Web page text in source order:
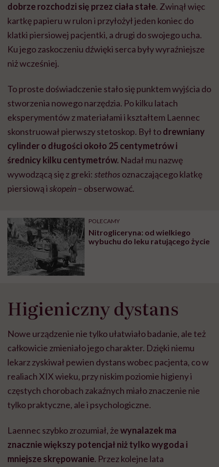
dobrze rozchodzi się przez ciała stałe. Zwinął więc
kartkę papieru w rulon i przyłożył jeden koniec do
klatki piersiowej pacjentki, a drugi do swojego ucha.
Ku jego zaskoczeniu dźwięki serca były wyraźniejsze
niż wcześniej.
To proste doświadczenie stało się punktem wyjścia do
stworzenia nowego narzędzia. Po kilku latach
eksperymentów z materiałami i kształtem Laennec
skonstruował pierwszy stetoskop. Był todrewniany
cylinder o długości około 25 centymetrów i
średnicy kilku centymetrów. Nadał mu nazwę
wywodzącą się z greki: stethosoznaczającego klatkę
piersiową iskopein– obserwować.
POLECAMY
Nitrogliceryna: od wielkiego
wybuchu do leku ratującego życie
Higieniczny dystans
Nowe urządzenie nie tylko ułatwiało badanie, ale też
całkowicie zmieniało jego charakter. Dzięki niemu
lekarz zyskiwał pewien dystans wobec pacjenta, co w
realiach XIX wieku, przy niskim poziomie higieny i
częstych chorobach zakaźnych miało znaczenie nie
tylko praktyczne, ale i psychologiczne.
Laennec szybko zrozumiał, żewynalazek ma
znacznie większy potencjał niż tylko wygoda i
mniejsze skrępowanie. Przez kolejne lata